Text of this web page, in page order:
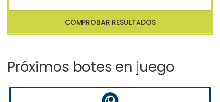
COMPROBAR RESULTADOS
Próximos botes en juego